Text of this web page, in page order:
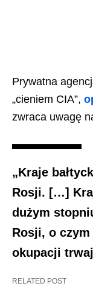
Prywatna
„cieniem CIA”,
zwraca uwagę
„Kraje
Rosji. […]
dużym
Rosji, o
okupacji
RELATED POST